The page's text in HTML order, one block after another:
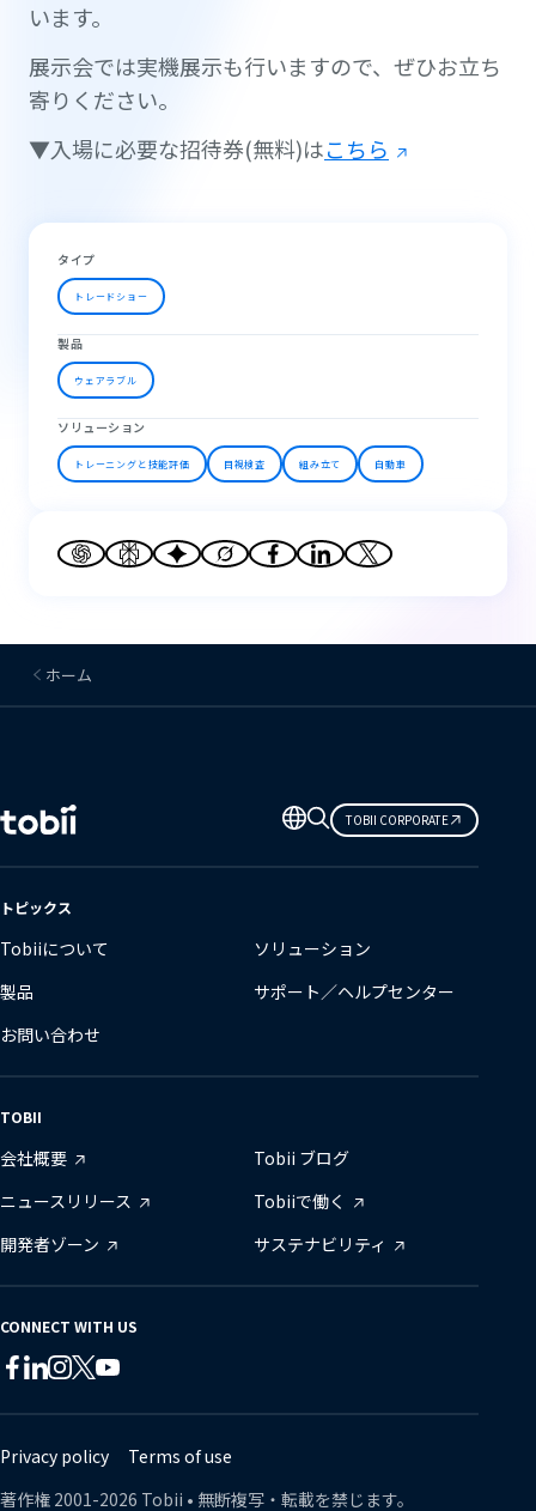
います。
展示会では実機展示も行いますので、ぜひお立ち
寄りください。
▼入場に必要な招待券(無料)はこちら
タイプ
トレードショー
製品
ウェアラブル
ソリューション
トレーニングと技能評価 目視検査 組み立て 自動車
ホーム
言
語
の
更
TOBII CORPORATE
トピックス
Tobiiについて
ソリューション
製品
サポート／ヘルプセンター
お問い合わせ
TOBII
会社概要
Tobii ブログ
ニュースリリース
Tobiiで働く
開発者ゾーン
サステナビリティ
CONNECT WITH US
Tobii
Facebook
Tobii
Linkedin
Tobii
Instagram
Tobii
Twitter
Tobii
Youtube
Tobii
Lin
Privacy policy
Terms of use
著作権 2001-2026 Tobii • 無断複写・転載を禁じます。